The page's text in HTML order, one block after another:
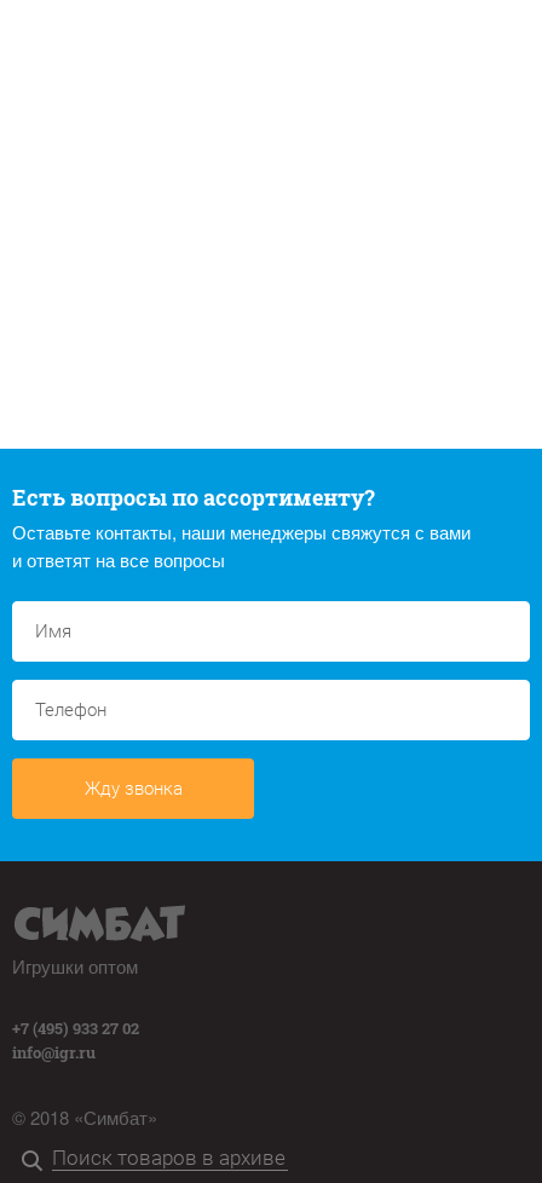
Есть вопросы по ассортименту?
Оставьте контакты, наши менеджеры свяжутся с вами
и ответят на все вопросы
Жду звонка
Игрушки оптом
+7 (495) 933 27 02
info@igr.ru
© 2018 «Симбат»